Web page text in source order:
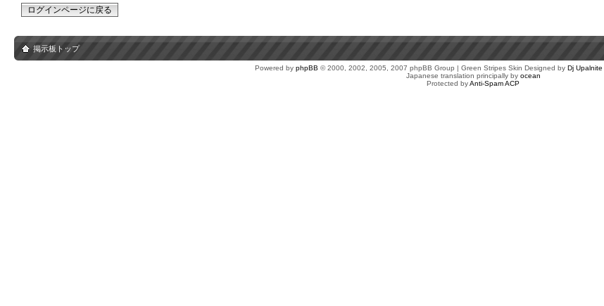
ログインページに戻る
掲示板トップ
Powered by phpBB © 2000, 2002, 2005, 2007 phpBB Group | Green Stripes Skin Designed by Dj Upalnite
Japanese translation principally by ocean
Protected byAnti-Spam ACP